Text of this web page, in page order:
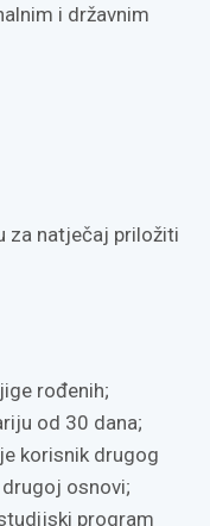
i državnim
natječaj priložiti
rođenih;
od 30 dana;
korisnik drugog
osnovi;
program